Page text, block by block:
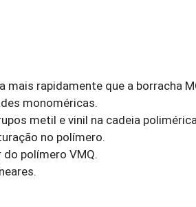
mais rapidamente que a borracha
monoméricas.
metil e vinil na cadeia
no polímero.
polímero VMQ.